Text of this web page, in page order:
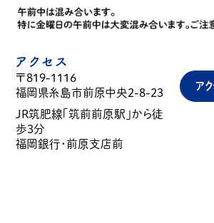
アクセス
〒819-1116
福岡県糸島市前原中央2-8-23
JR筑肥線「筑前前原駅」から徒
歩3分
福岡銀行・前原支店前
ア